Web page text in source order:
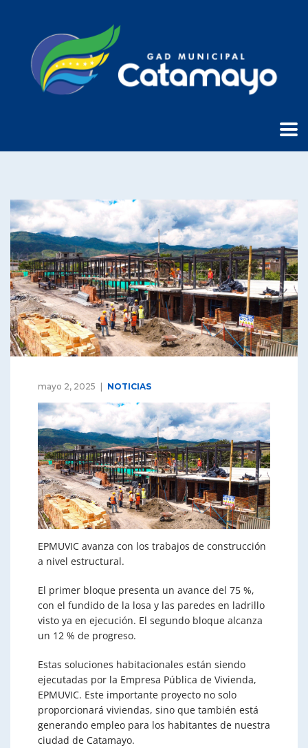
mayo 2, 2025 NOTICIAS
EPMUVIC avanza con los trabajos de construcción
a nivel estructural.
El primer bloque presenta un avance del 75 %,
con el fundido de la losa y las paredes en ladrillo
visto ya en ejecución. El segundo bloque alcanza
un 12 % de progreso.
Estas soluciones habitacionales están siendo
ejecutadas por la Empresa Pública de Vivienda,
EPMUVIC. Este importante proyecto no solo
proporcionará viviendas, sino que también está
generando empleo para los habitantes de nuestra
ciudad de Catamayo.